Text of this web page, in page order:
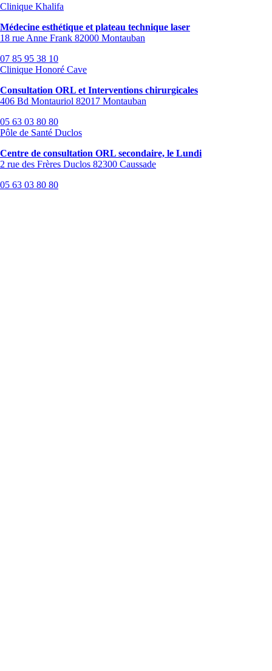
Clinique Khalifa
Médecine esthétique et plateau technique laser
18 rue Anne Frank 82000 Montauban
07 85 95 38 10
Clinique Honoré Cave
Consultation ORL et Interventions chirurgicales
406 Bd Montauriol 82017 Montauban
05 63 03 80 80
Pôle de Santé Duclos
Centre de consultation ORL secondaire, le Lundi
2 rue des Frères Duclos 82300 Caussade
05 63 03 80 80